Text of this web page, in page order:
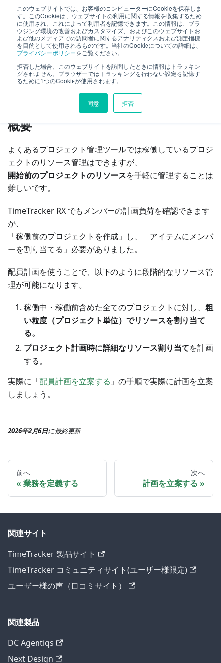
このウェブサイトでは、お客様のコンピューターにCookieを保存しま
す。このCookieは、ウェブサイトの利用に関する情報を収集するため
に使用され、これによって利用者を記憶できます。この情報は、ブラ
ウジング環境の改善およびカスタマイズ、およびこのウェブサイトお
よび他のメディアでの訪問者に関するアナリティクスおよび測定指標
を目的として使用されるものです。当社のCookieについての詳細は、
プライバシーポリシーをご覧ください。
拒否した場合、このウェブサイトを訪問したときに情報はトラッキン
グされません。ブラウザーではトラッキングを行わない設定を記憶す
るために1つのCookieが使用されます。
同意 拒否
TimeTracker RX ヘルプ
業務計画 配員計画
このページの見出し
配員計画とは
概要
よくあるプロジェクト管理ツールでは稼働しているプロジ
ェクトのリソース管理はできますが、
開始前のプロジェクトのリソースを手軽に管理することは
難しいです。
TimeTracker RX でもメンバーの計画負荷を確認できます
が、
「稼働前のプロジェクトを作成」し、「アイテムにメンバ
ーを割り当てる」必要がありました。
配員計画を使うことで、以下のように段階的なリソース管
理が可能になります。
稼働中・稼働前含めた全てのプロジェクトに対し、 粗
い粒度（プロジェクト単位）でリソースを割り当て
る。
プロジェクト計画時に詳細なリソース割り当てを計画
する。
実際に「配員計画を立案する 」の手順で実際に計画を立案
しましょう。
2026年2月6日に最終更新
前へ
業務を定義する
次へ
計画を立案する
関連サイト
TimeTracker 製品サイト
TimeTracker コミュニティサイト(ユーザー様限定)
ユーザー様の声（口コミサイト）
関連製品
DC Agentiqs
Next Design